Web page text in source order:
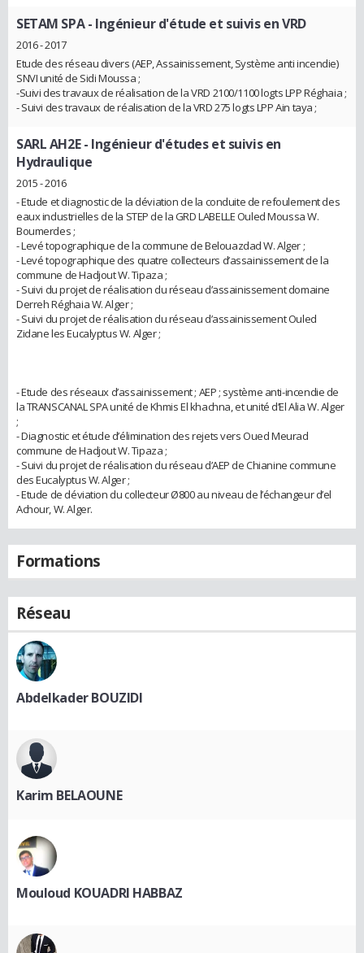
SETAM SPA- Ingénieur d'étude et suivis en VRD
2016 - 2017
Etude des réseau divers (AEP, Assainissement, Système anti incendie)
SNVI unité de Sidi Moussa ;
-Suivi des travaux de réalisation de la VRD 2100/1100 logts LPP Réghaia ;
- Suivi des travaux de réalisation de la VRD 275 logts LPP Ain taya ;
SARL AH2E- Ingénieur d'études et suivis en
Hydraulique
2015 - 2016
- Etude et diagnostic de la déviation de la conduite de refoulement des
eaux industrielles de la STEP de la GRD LABELLE Ouled Moussa W.
Boumerdes ;
- Levé topographique de la commune de Belouazdad W. Alger ;
- Levé topographique des quatre collecteurs d’assainissement de la
commune de Hadjout W. Tipaza ;
- Suivi du projet de réalisation du réseau d’assainissement domaine
Derreh Réghaia W. Alger ;
- Suivi du projet de réalisation du réseau d’assainissement Ouled
Zidane les Eucalyptus W. Alger ;
- Etude des réseaux d’assainissement ; AEP ; système anti-incendie de
la TRANSCANAL SPA unité de Khmis El khachna, et unité d’El Alia W. Alger
;
- Diagnostic et étude d’élimination des rejets vers Oued Meurad
commune de Hadjout W. Tipaza ;
- Suivi du projet de réalisation du réseau d’AEP de Chianine commune
des Eucalyptus W. Alger ;
- Etude de déviation du collecteur Ø800 au niveau de l’échangeur d’el
Achour, W. Alger.
Formations
Réseau
Abdelkader BOUZIDI
Karim BELAOUNE
Mouloud KOUADRI HABBAZ